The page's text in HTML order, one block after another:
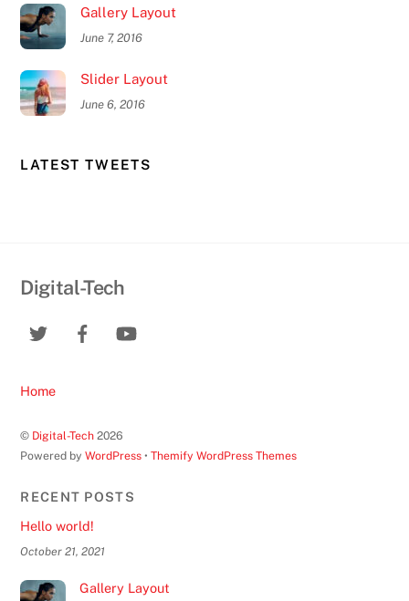
Gallery Layout
June 7, 2016
Slider Layout
June 6, 2016
LATEST TWEETS
Digital-Tech
Home
© Digital-Tech 2026
Powered byWordPress •Themify WordPress Themes
RECENT POSTS
Hello world!
October 21, 2021
Gallery Layout